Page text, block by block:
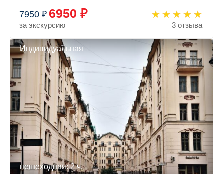
7950 ₽ 6950 ₽
за экскурсию 3 отзыва
Индивидуальная
пешеходная: 2 ч.